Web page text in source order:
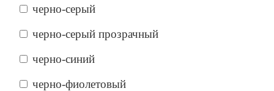
черно-серый
черно-серый прозрачный
черно-синий
черно-фиолетовый